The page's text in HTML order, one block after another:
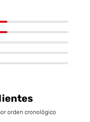
orden cronológico